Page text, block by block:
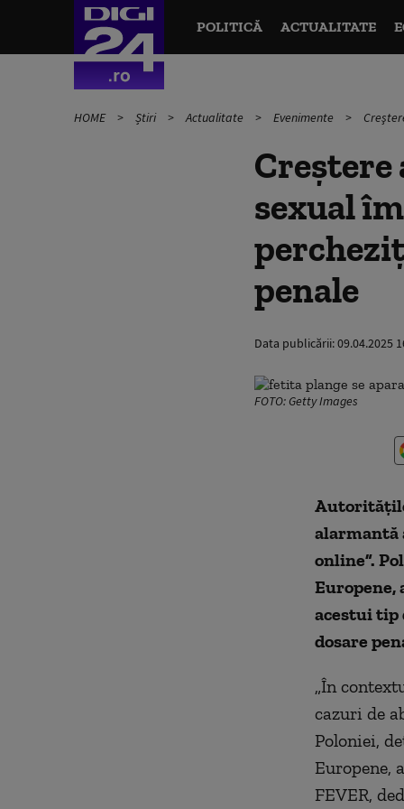
POLITICĂ ACTUALITATE
HOME Știri Actualitate Evenimente
Creştere
sexual
penale
Data publicării:09.04.2025
FOTO: Getty Images
alarmantă
online”.
Europene,
acestui tip
dosare
„În
cazuri de
Poloniei,
Europene,
FEVER,